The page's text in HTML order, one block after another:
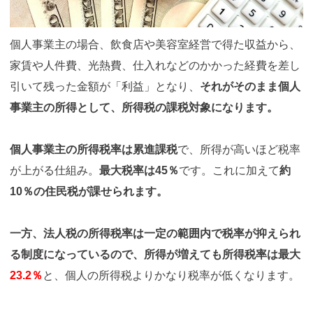
個人事業主の場合、飲食店や美容室経営で得た収益から、
家賃や人件費、光熱費、仕入れなどのかかった経費を差し
引いて残った金額が「利益」となり、 それがそのまま個人
事業主の所得として、所得税の課税対象になります。
個人事業主の所得税率は累進課税で、所得が高いほど税率
が上がる仕組み。 最大税率は45％です。これに加えて約
10％の住民税が課せられます。
一方、法人税の所得税率は一定の範囲内で税率が抑えられ
る制度になっているので、所得が増えても所得税率は最大
23.2％ と、個人の所得税よりかなり税率が低くなります。